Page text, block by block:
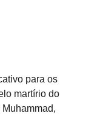
para os
martírio do
Muhammad,